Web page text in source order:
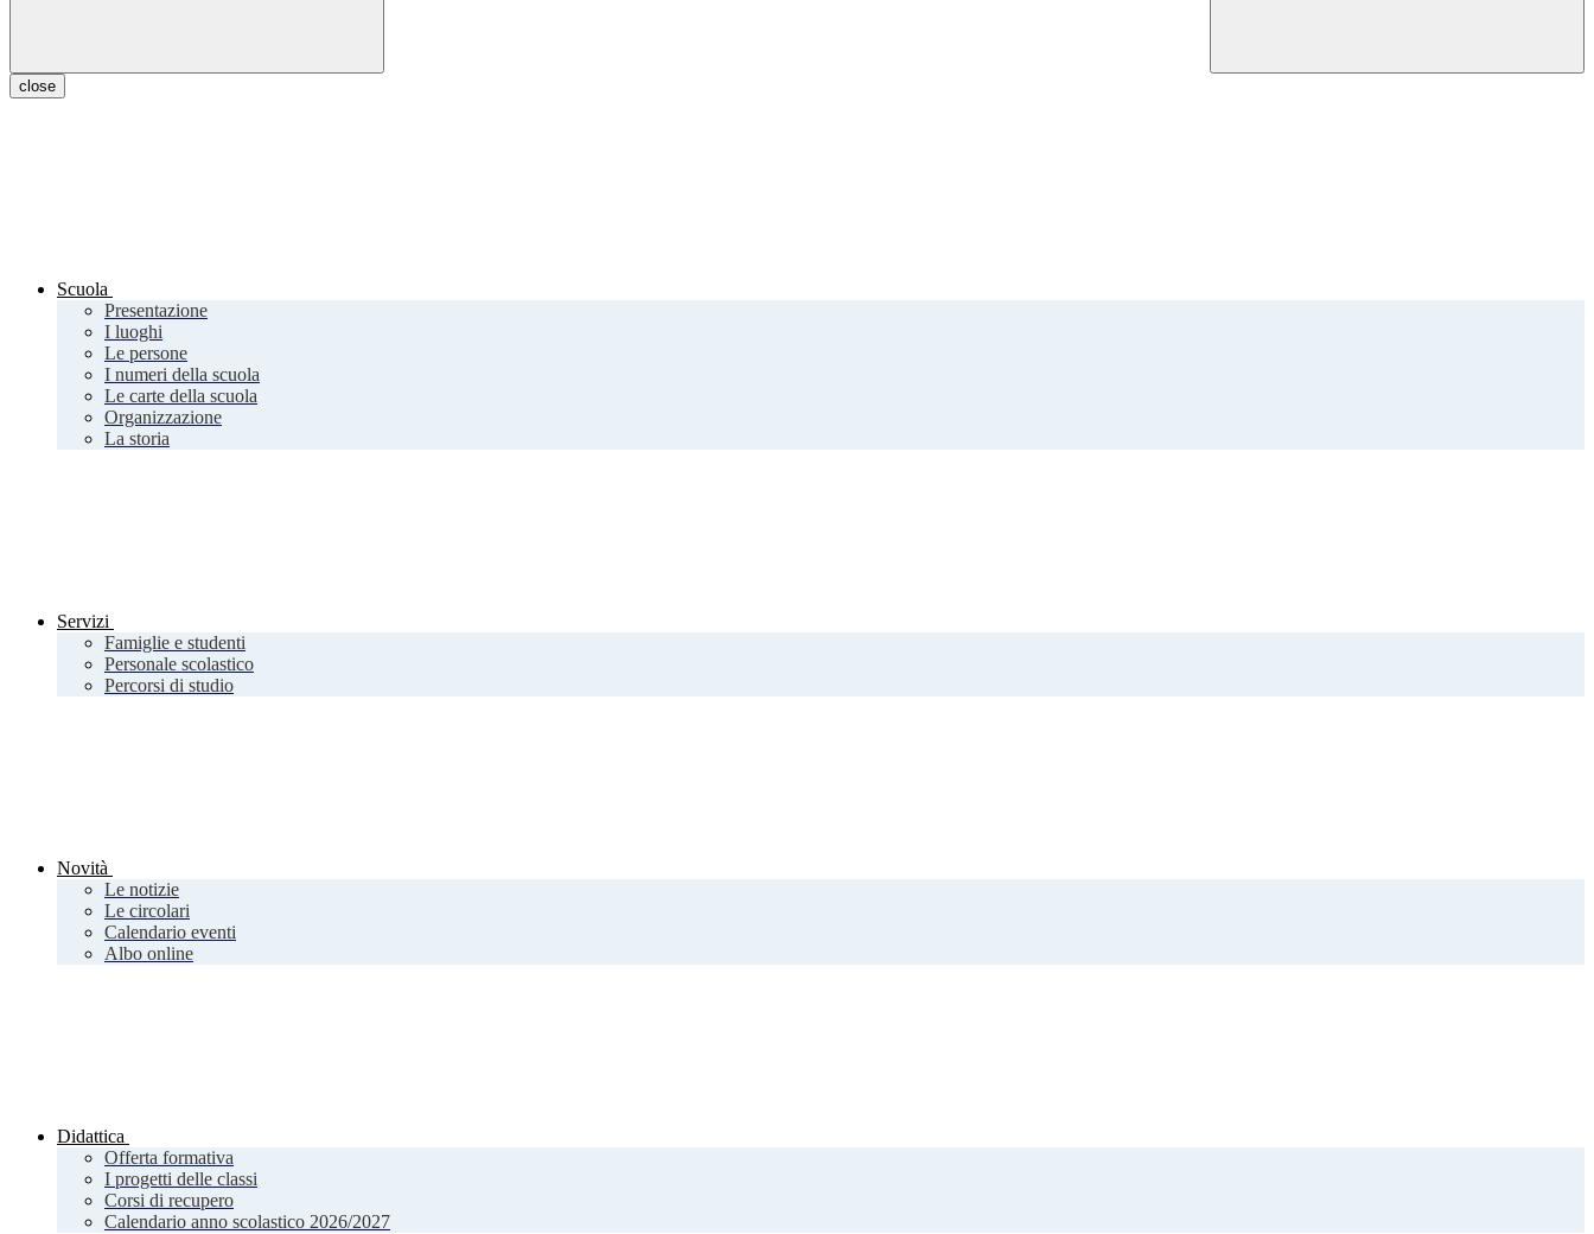
close
Scuola
Presentazione
I luoghi
Le persone
I numeri della scuola
Le carte della scuola
Organizzazione
La storia
Servizi
Famiglie e studenti
Personale scolastico
Percorsi di studio
Novità
Le notizie
Le circolari
Calendario eventi
Albo online
Didattica
Offerta formativa
I progetti delle classi
Corsi di recupero
Calendario anno scolastico 2026/2027